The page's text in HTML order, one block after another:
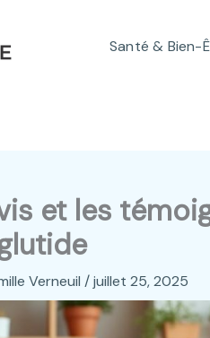
Santé & Bien-
et les
Verneuil /juillet 25, 2025